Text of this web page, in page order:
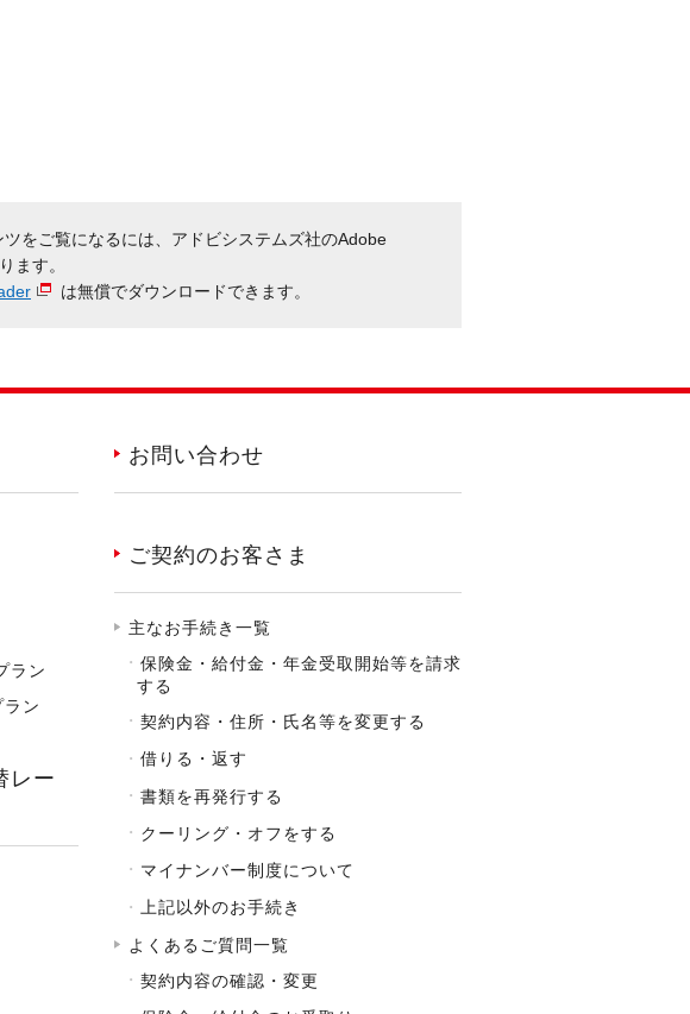
をご覧になるには、アドビシステムズ社のAdobe
ます。
は無償でダウンロードできます。
ラン
ン
レー
お問い合わせ
ご契約のお客さま
主なお手続き一覧
保険金・給付金・年金受取開始等を請求
する
契約内容・住所・氏名等を変更する
借りる・返す
書類を再発行する
クーリング・オフをする
マイナンバー制度について
上記以外のお手続き
よくあるご質問一覧
契約内容の確認・変更